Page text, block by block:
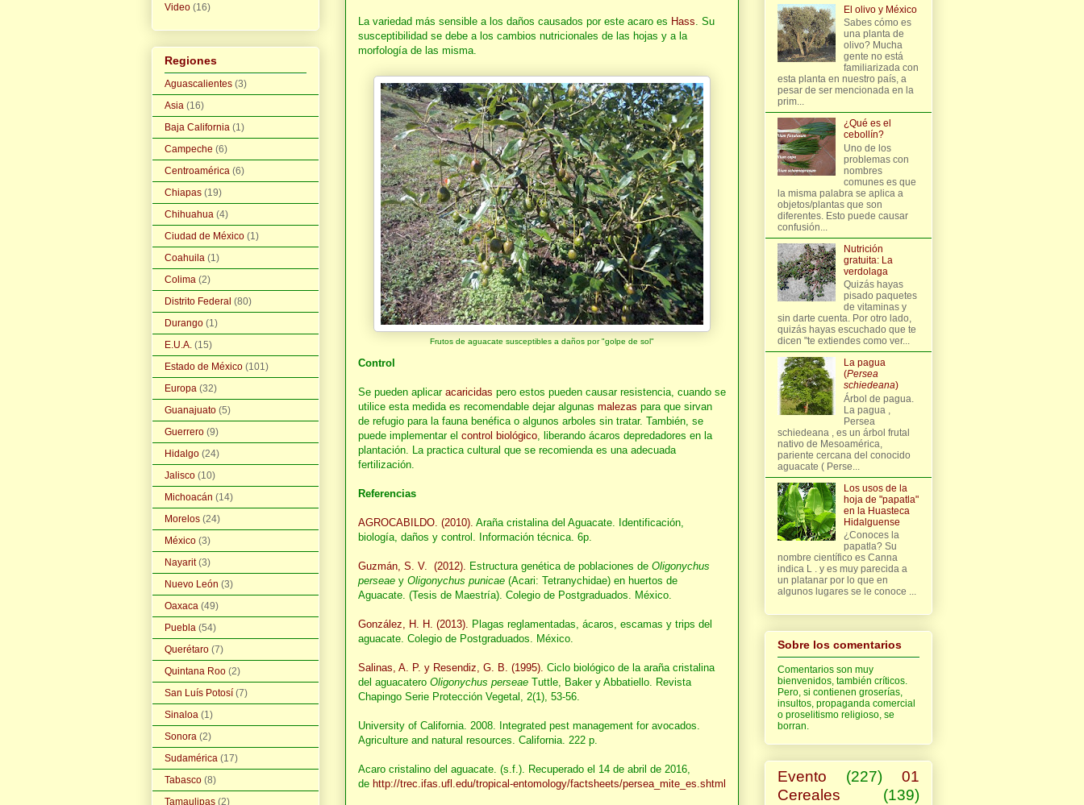
La variedad más sensible a los daños causados por este acaro es Hass. Su
susceptibilidad se debe a los cambios nutricionales de las hojas y a la
morfología de las misma.
Frutos de aguacate susceptibles a daños por "golpe de sol"
Control
Se pueden aplicar acaricidas pero estos pueden causar resistencia, cuando se
utilice esta medida es recomendable dejar algunas malezas para que sirvan
de refugio para la fauna benéfica o algunos arboles sin tratar. También, se
puede implementar el control biológico , liberando ácaros depredadores en la
plantación. La practica cultural que se recomienda es una adecuada
fertilización.
Referencias
AGROCABILDO. (2010). Araña cristalina del Aguacate. Identificación,
biología, daños y control. Información técnica. 6p.
Guzmán, S. V. (2012). Estructura genética de poblaciones de Oligonychus
perseae y Oligonychus punicae (Acari: Tetranychidae) en huertos de
Aguacate. (Tesis de Maestría). Colegio de Postgraduados. México.
González, H. H. (2013). Plagas reglamentadas, ácaros, escamas y trips del
aguacate. Colegio de Postgraduados. México.
Salinas, A. P. y Resendiz, G. B. (1995). Ciclo biológico de la araña cristalina
del aguacatero Oligonychus perseae Tuttle, Baker y Abbatiello. Revista
Chapingo Serie Protección Vegetal, 2(1), 53-56.
University of California. 2008. Integrated pest management for avocados.
Agriculture and natural resources. California. 222 p.
Acaro cristalino del aguacate. (s.f.). Recuperado el 14 de abril de 2016,
de http://trec.ifas.ufl.edu/tropical-entomology/factsheets/persea_mite_es.shtml
Video (16)
Regiones
Aguascalientes (3)
Asia (16)
Baja California (1)
Campeche (6)
Centroamérica (6)
Chiapas (19)
Chihuahua (4)
Ciudad de México (1)
Coahuila (1)
Colima (2)
Distrito Federal (80)
Durango (1)
E.U.A. (15)
Estado de México (101)
Europa (32)
Guanajuato (5)
Guerrero (9)
Hidalgo (24)
Jalisco (10)
Michoacán (14)
Morelos (24)
México (3)
Nayarit (3)
Nuevo León (3)
Oaxaca (49)
Puebla (54)
Querétaro (7)
Quintana Roo (2)
San Luís Potosí (7)
Sinaloa (1)
Sonora (2)
Sudamérica (17)
Tabasco (8)
Tamaulipas (2)
El olivo y México
Sabes cómo es
una planta de
olivo? Mucha
gente no está
familiarizada con
esta planta en nuestro país, a
pesar de ser mencionada en la
prim...
¿Qué es el
cebollín?
Uno de los
problemas con
nombres
comunes es que
la misma palabra se aplica a
objetos/plantas que son
diferentes. Esto puede causar
confusión...
Nutrición
gratuita: La
verdolaga
Quizás hayas
pisado paquetes
de vitaminas y
sin darte cuenta. Por otro lado,
quizás hayas escuchado que te
dicen "te extiendes como ver...
La pagua
(Persea
schiedeana)
Árbol de pagua.
La pagua ,
Persea
schiedeana , es un árbol frutal
nativo de Mesoamérica,
pariente cercana del conocido
aguacate ( Perse...
Los usos de la
hoja de "papatla"
en la Huasteca
Hidalguense
¿Conoces la
papatla? Su
nombre científico es Canna
indica L . y es muy parecida a
un platanar por lo que en
algunos lugares se le conoce ...
Sobre los comentarios
Comentarios son muy
bienvenidos, también críticos.
Pero, si contienen groserías,
insultos, propaganda comercial
o proselitismo religioso, se
borran.
Evento (227)
01
Cereales
(139)